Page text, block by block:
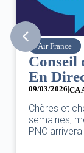
Air France
Conseil
En
09/03/2026|CA
Chères et
semaines,
PNC